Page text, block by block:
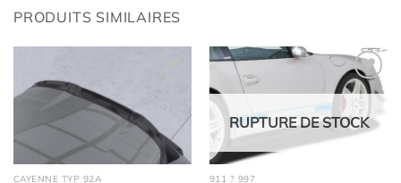
PRODUITS SIMILAIRES
Ajouter
à la
wishlist
CAYENNE TYP 92A
Ajouter
à la
RUPTURE DE STOCK
911 ? 997